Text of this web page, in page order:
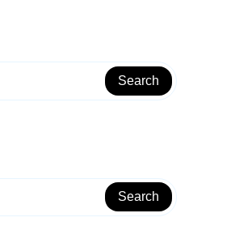
Search
Search